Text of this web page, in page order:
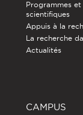
Programmes
scientifiques
Appuis à la
La recherche
Actualités
CAMPUS